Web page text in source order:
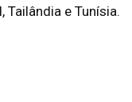
e Tunísia.